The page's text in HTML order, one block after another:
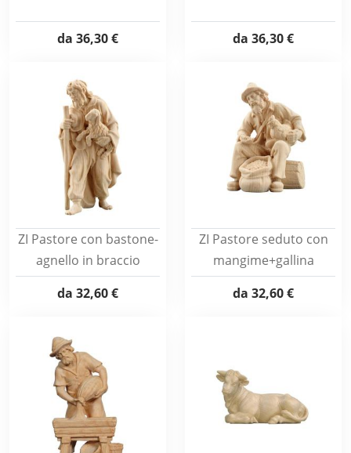
da 36,30 € da 36,30 €
ZI Pastore con bastone-
agnello in braccio
da 32,60 €
ZI Pastore seduto con
mangime+gallina
da 32,60 €